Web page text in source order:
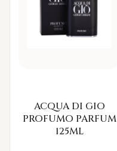
ACQUA DI GIO
PROFUMO PARFUM
125ML